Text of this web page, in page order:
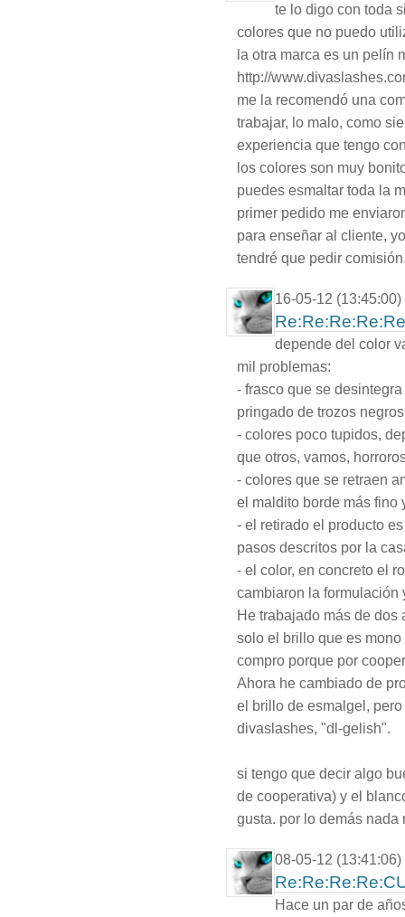
te lo digo con toda
colores que no puedo
la otra marca es un pelín
http://
me la recomendó una
trabajar, lo malo, como
experiencia que tengo
los colores son muy
puedes esmaltar toda la
primer pedido me
para enseñar al cliente,
tendré que pedir
16-05-12 (13:45:00)
depende del color
mil problemas:
- frasco que se
pringado de trozos
- colores poco tupidos,
que otros, vamos,
- colores que se retraen
el maldito borde más fino
- el retirado el producto
pasos descritos por la
- el color, en concreto el
cambiaron la formulación
He trabajado más de dos
solo el brillo que es
compro porque por
Ahora he cambiado de
el brillo de esmalgel,
divaslashes, "dl-gelish".
si tengo que decir algo
de cooperativa) y el
gusta. por lo demás nada
08-05-12 (13:41:06)
Hace un par de